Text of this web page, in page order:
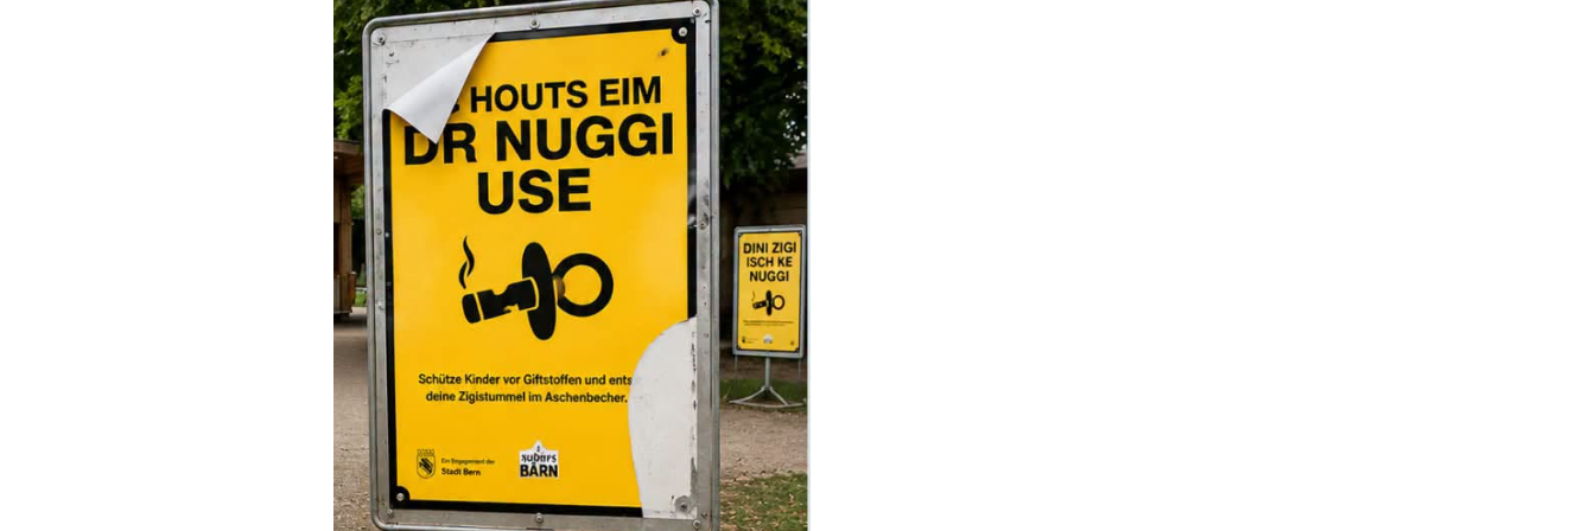
Ancak kızı, babasının kendisini araştırdığının ve takip ettiğinin farkındaydı. Ceza kararında
babasıyla herhangi bir temas kurmak istemediği belirtiliyor.
Savcılık, sanığın davranışlarının kızı tarafından fark edilerek korkmasına yol açabileceğini
en azından göze aldığı sonucuna vardı. Bu nedenle adam hakkında
Nötigung (zorlama)
suçundan ceza verildi.
96 gün soruşturma tutukluluğunda kaldı
günlüğü 80 franktan 120 günlük adli para cezasıverdi. Bu ceza şartlı
olarak hükme bağlandı.
Ancak adam soruşturma sırasında96 gün tutuklu kaldığı
için bu süre cezadan mahsup
edildi. Böylece geriye 24 günlük, yani1.920 franklıkşartlı ceza kaldı.
800 frank para cezası ödemesine karar verildi.
1.300 frank ceza emri masrafıile4.135 frank diğer yargılama